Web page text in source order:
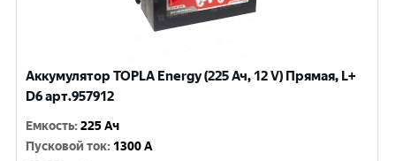
Аккумулятор TOPLA Energy (225 Ач, 12 V) Прямая, L+
D6 арт.957912
Емкость:225 Ач
Пусковой ток: 1300 A